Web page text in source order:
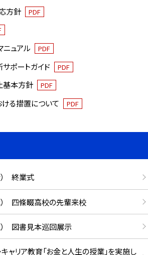
方針 PDF
ュアル PDF
ポートガイド PDF
基本方針 PDF
る措置について PDF
） 終業式
） 四條畷高校の先輩来校
） 図書見本巡回展示
ャリア教育「お金と人生の授業」を実施し